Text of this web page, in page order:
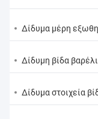
Δίδυμα μέρη
Δίδυμη βίδα βαρέλι
Δίδυμα στοιχεία